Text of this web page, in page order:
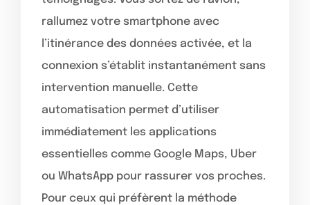
rallumez votre smartphone avec
l’itinérance des données activée, et la
connexion s’établit instantanément sans
intervention manuelle. Cette
automatisation permet d’utiliser
immédiatement les applications
essentielles comme Google Maps, Uber
ou WhatsApp pour rassurer vos proches.
Pour ceux qui préfèrent la méthode